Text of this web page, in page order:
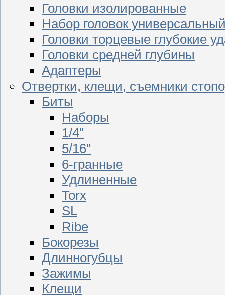
Головки изолированные
Набор головок
Головки торцевые глубокие
Головки средней глубины
Адаптеры
Отвертки, клещи, съемники
Биты
Наборы
1/4"
5/16"
6-гранные
Удлиненные
Torx
SL
Ribe
Бокорезы
Длинногубцы
Зажимы
Клещи